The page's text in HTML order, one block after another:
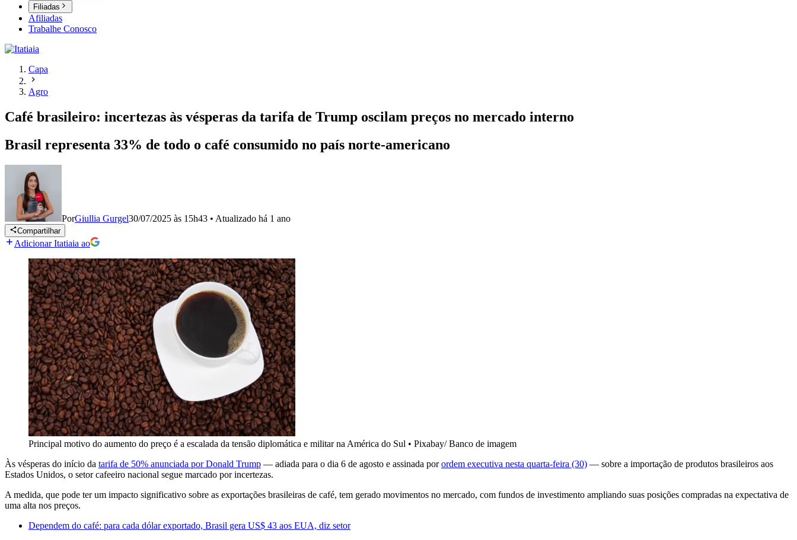
Filiadas
Afiliadas
Trabalhe Conosco
Capa
Agro
Café brasileiro: incertezas às vésperas da tarifa de Trump oscilam preços no mercado interno
Brasil representa 33% de todo o café consumido no país norte-americano
PorGiullia Gurgel30/07/2025 às 15h43 • Atualizado há 1 ano
Compartilhar
Adicionar Itatiaia ao
Principal motivo do aumento do preço é a escalada da tensão diplomática e militar na América do Sul • Pixabay/ Banco de imagem
Às vésperas do início da tarifa de 50% anunciada por Donald Trump — adiada para o dia 6 de agosto e assinada porordem executiva nesta quarta-feira (30) — sobre a importação de produtos brasileiros aos
Estados Unidos, o setor cafeeiro nacional segue marcado por incertezas.
A medida, que pode ter um impacto significativo sobre as exportações brasileiras de café, tem gerado movimentos no mercado, com fundos de investimento ampliando suas posições compradas na expectativa de
uma alta nos preços.
Dependem do café: para cada dólar exportado, Brasil gera US$ 43 aos EUA, diz setor